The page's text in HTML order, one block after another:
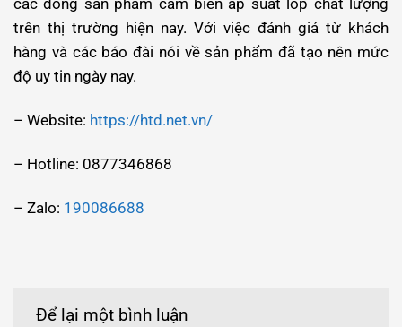
các dòng sản phẩm cảm biến áp suất lốp chất lượng
trên thị trường hiện nay. Với việc đánh giá từ khách
hàng và các báo đài nói về sản phẩm đã tạo nên mức
độ uy tin ngày nay.
– Website: https://htd.net.vn/
– Hotline: 0877346868
– Zalo: 190086688
Để lại một bình luận